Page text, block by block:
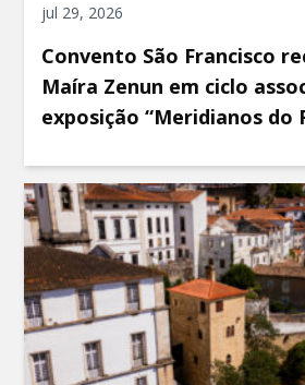
jul 29, 2026
Convento São Francisco
Maíra Zenun em ciclo
exposição “Meridianos do